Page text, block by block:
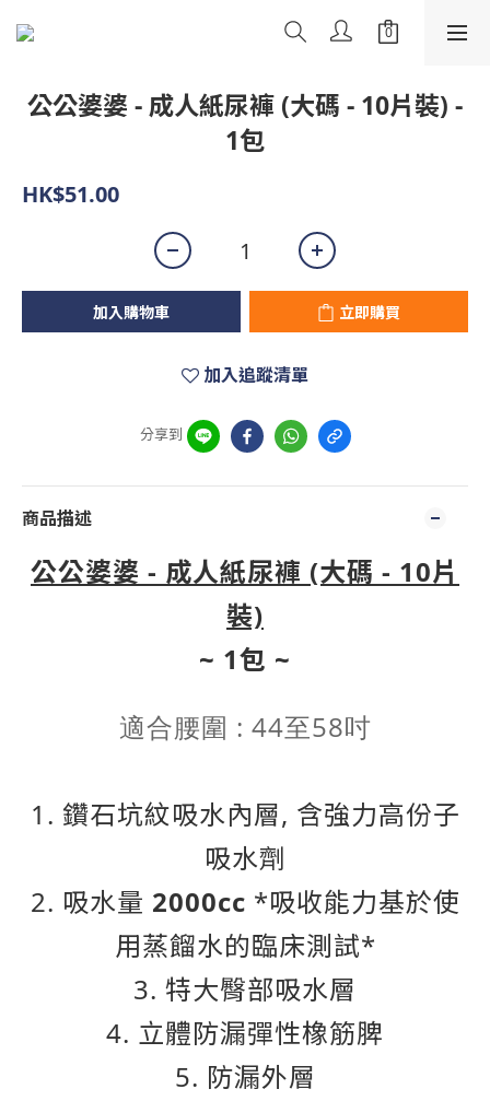
公公婆婆 - 成人紙尿褲 (大碼 - 10片裝) -
1包
HK$51.00
加入購物車 立即購買
加入追蹤清單
分享到
商品描述
公公婆婆 - 成人紙尿褲 (大碼 - 10片
裝)
~ 1包 ~
適合腰圍 : 44至58吋
1. 鑽石坑紋吸水內層, 含強力高份子
吸水劑
2. 吸水量 2000cc *吸收能力基於使
用蒸餾水的臨床測試*
3. 特大臀部吸水層
4. 立體防漏彈性橡筋脾
5. 防漏外層